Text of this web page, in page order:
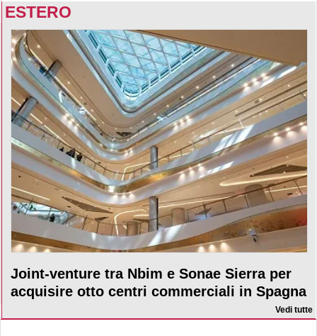
ESTERO
Joint-venture tra Nbim e Sonae Sierra per
acquisire otto centri commerciali in Spagna
Vedi tutte